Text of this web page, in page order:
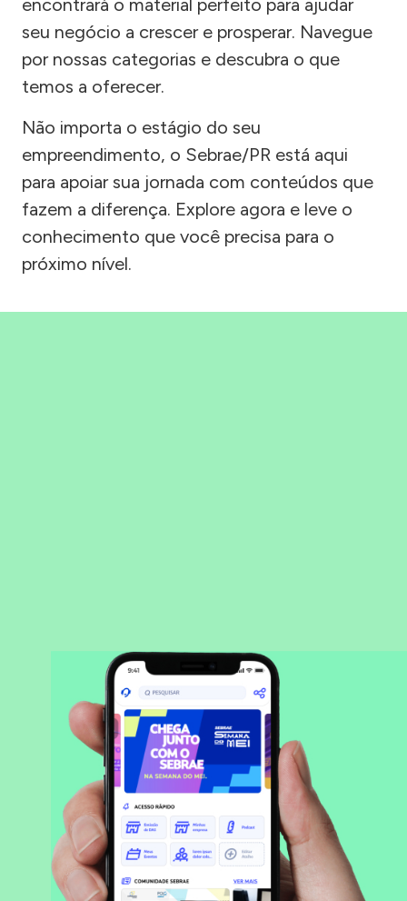
encontrará o material perfeito para ajudar
seu negócio a crescer e prosperar. Navegue
por nossas categorias e descubra o que
temos a oferecer.
Não importa o estágio do seu
empreendimento, o Sebrae/PR está aqui
para apoiar sua jornada com conteúdos que
fazem a diferença. Explore agora e leve o
conhecimento que você precisa para o
próximo nível.